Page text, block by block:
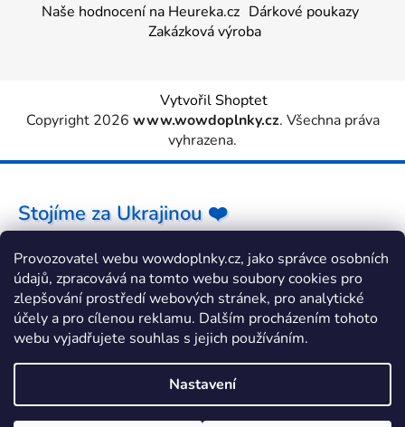
Provozovatel webu wowdoplnky.cz, jako správce osobních
údajů, zpracovává na tomto webu soubory cookies pro
zlepšování prostředí webových stránek, pro analytické
účely a pro cílenou reklamu. Dalším procházením tohoto
webu vyjadřujete souhlas s jejich používáním.
Nastavení
Naše hodnocení na Heureka.cz Dárkové poukazy
Zakázková výroba
Vytvořil Shoptet
Copyright 2026 www.wowdoplnky.cz. Všechna práva
vyhrazena.
Stojíme za Ukrajinou ❤️
Jak a čím pomoci »